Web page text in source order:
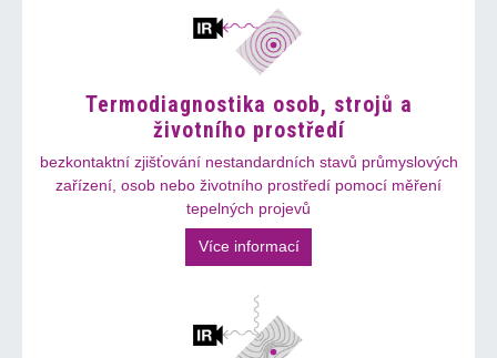
Termodiagnostika osob, strojů a
životního prostředí
bezkontaktní zjišťování nestandardních stavů průmyslových
zařízení, osob nebo životního prostředí pomocí měření
tepelných projevů
Více informací